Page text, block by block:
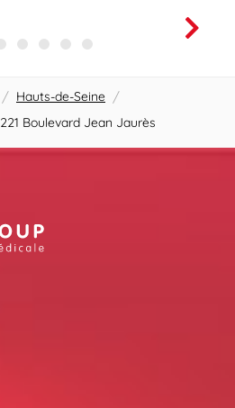
/ Hauts-de-Seine /
221 Boulevard Jean Jaurès